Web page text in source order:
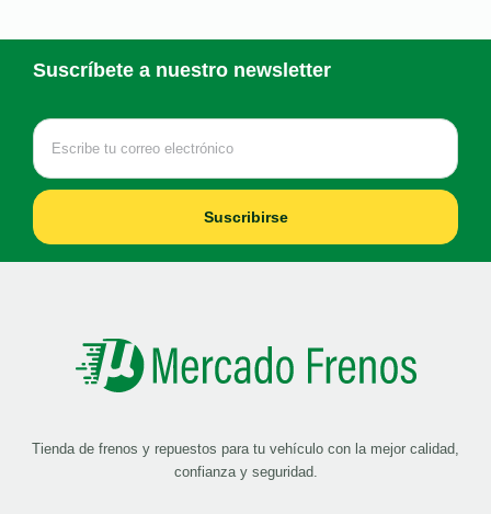
Suscríbete a nuestro newsletter
Suscribirse
Tienda de frenos y repuestos para tu vehículo con la mejor calidad,
confianza y seguridad.